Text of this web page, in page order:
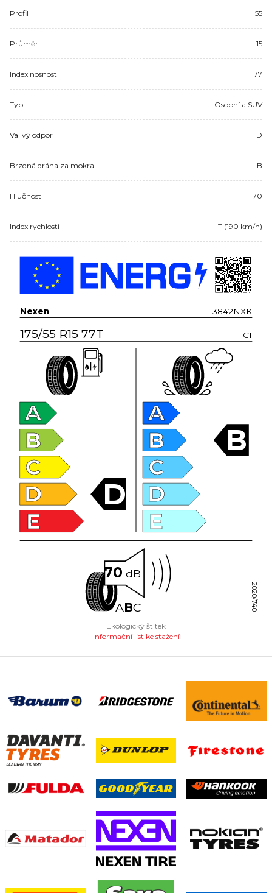
Profil 55
Průměr 15
Index nosnosti 77
Typ Osobní a SUV
Valivý odpor D
Brzdná dráha za mokra B
Hlučnost 70
Index rychlosti T (190 km/h)
Nexen 13842NXK
175/55 R15 77T C1
A
B
C
D
E
D
A
B
C
D
E
B
70 dB
ABC 2020/740
Ekologický štítek
Informační list ke stažení